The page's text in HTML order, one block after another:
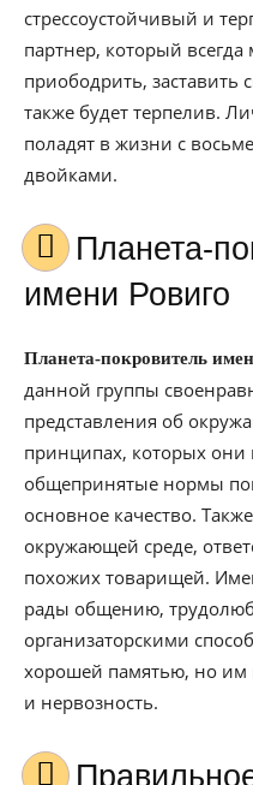
стрессоустойчивый и
партнер, который
приободрить, заставить
также будет терпелив.
поладят в жизни с
двойками.
Планета-покровитель для
имени Ровиго
Планета-покровитель
данной группы
представления об
принципах, которых они
общепринятые нормы
основное качество.
окружающей среде,
похожих товарищей.
рады общению,
организаторскими
хорошей памятью, но им
и нервозность.
Правильное написание